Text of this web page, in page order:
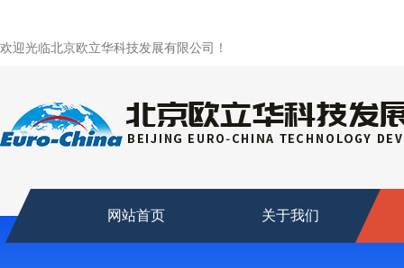
欢迎光临北京欧立华科技发展有限公司！
网站首页 关于我们